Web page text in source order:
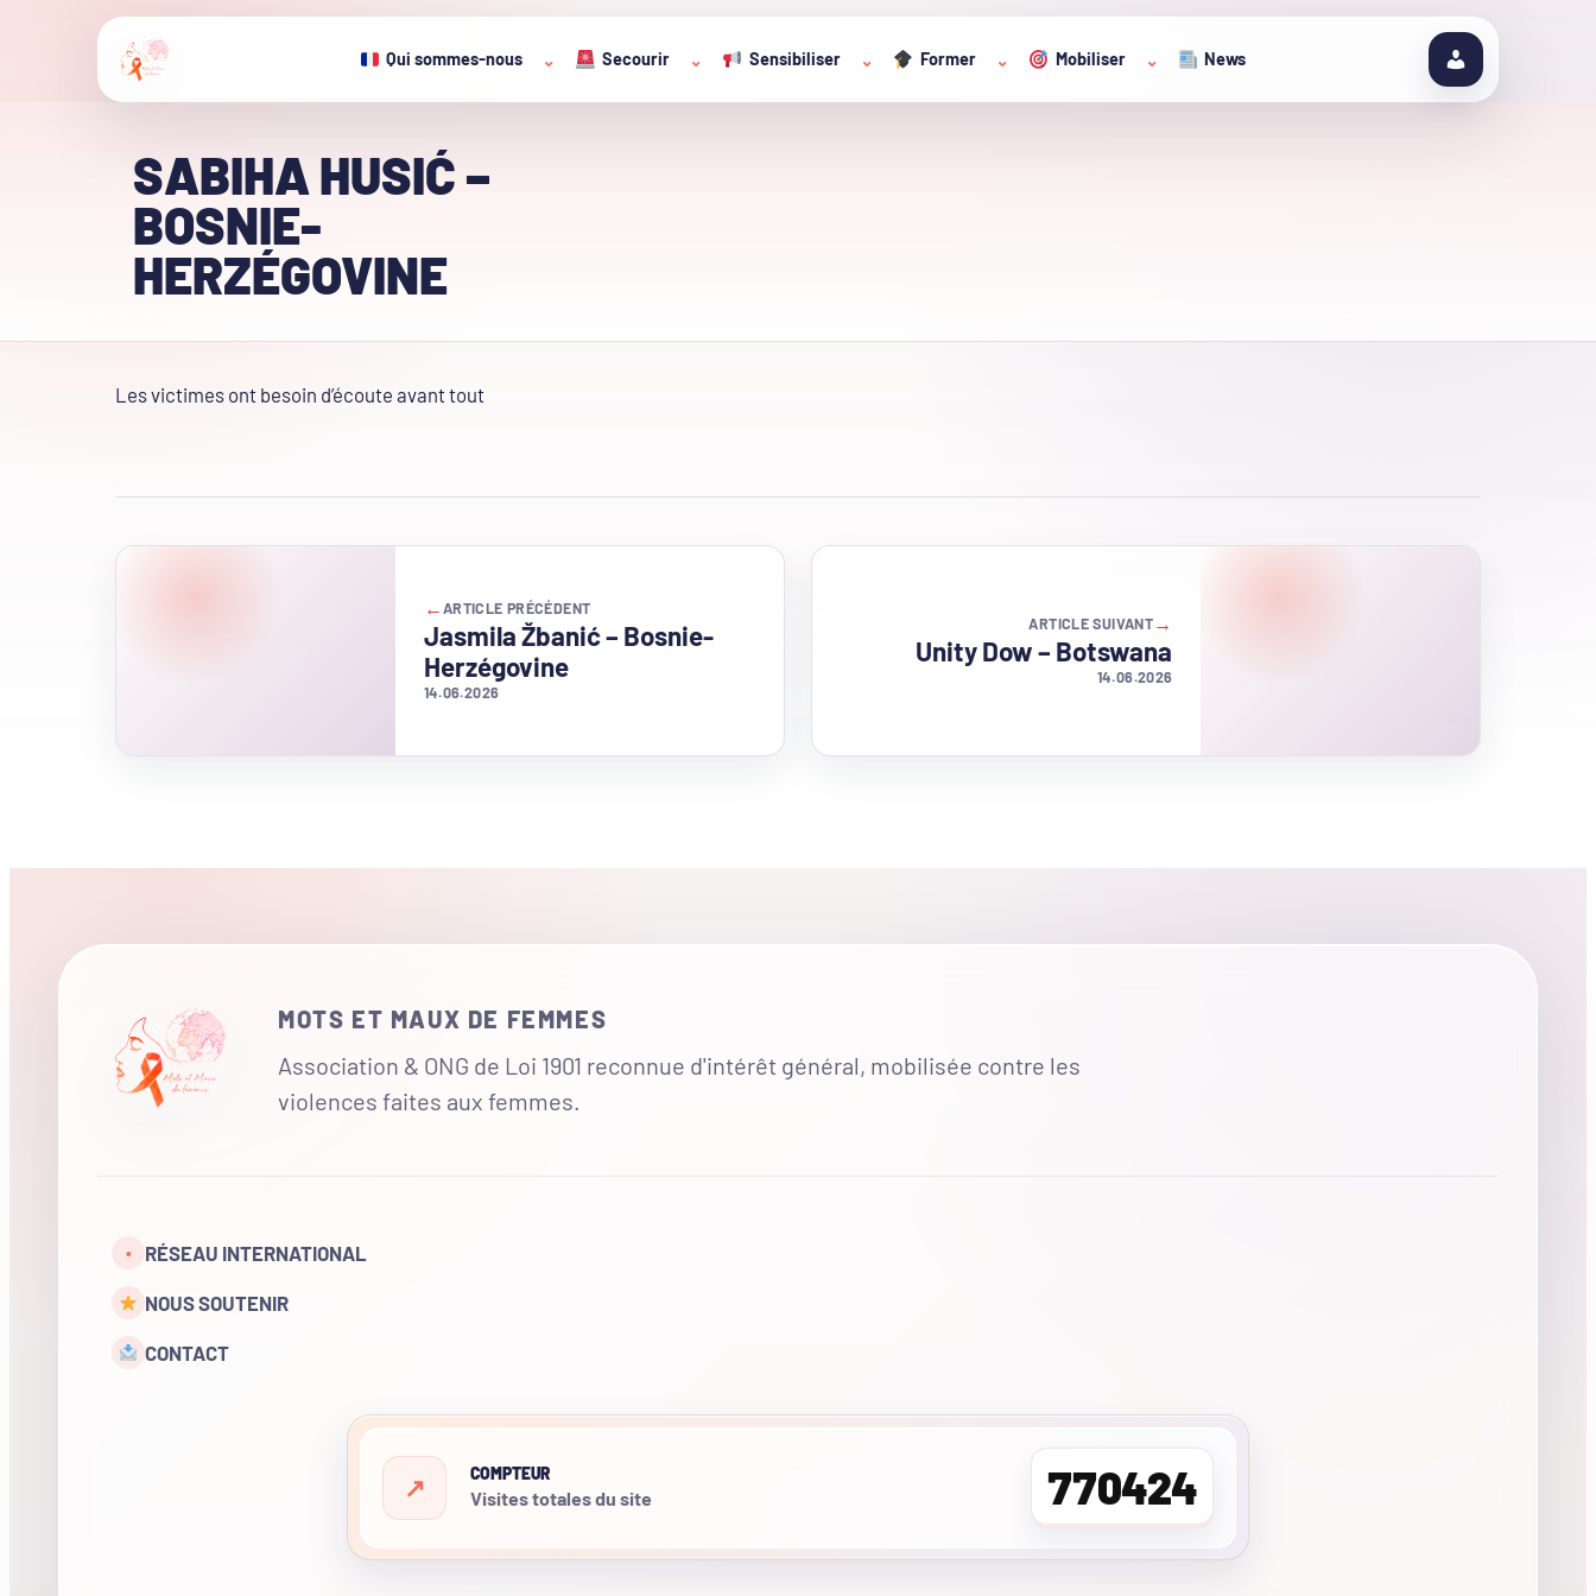
Qui sommes-nous ⌄ Secourir ⌄ Sensibiliser ⌄ Former ⌄ Mobiliser ⌄ News
SABIHA HUSIĆ –
BOSNIE-
HERZÉGOVINE
Les victimes ont besoin d’écoute avant tout
← ARTICLE PRÉCÉDENT
Jasmila Žbanić – Bosnie-
Herzégovine
14.06.2026
→
ARTICLE SUIVANT
Unity Dow – Botswana
14.06.2026
MOTS ET MAUX DE FEMMES
Association & ONG de Loi 1901 reconnue d'intérêt général, mobilisée contre les
violences faites aux femmes.
• RÉSEAU INTERNATIONAL
NOUS SOUTENIR
CONTACT
COMPTEUR
Visites totales du site 770424